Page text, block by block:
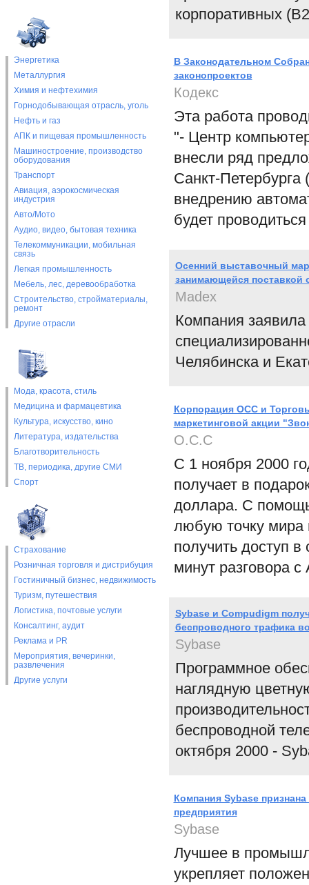
Энергетика
Металлургия
Химия и нефтехимия
Горнодобывающая отрасль, уголь
Нефть и газ
АПК и пищевая промышленность
Машиностроение, производство
оборудования
Транспорт
Авиация, аэрокосмическая
индустрия
Авто/Мото
Аудио, видео, бытовая техника
Телекоммуникации, мобильная
связь
Легкая промышленность
Мебель, лес, деревообработка
Строительство, стройматериалы,
ремонт
Другие отрасли
Мода, красота, стиль
Медицина и фармацевтика
Культура, искусство, кино
Литература, издательства
Благотворительность
ТВ, периодика, другие СМИ
Спорт
Страхование
Розничная торговля и дистрибуция
Гостиничный бизнес, недвижимость
Туризм, путешествия
Логистика, почтовые услуги
Консалтинг, аудит
Реклама и PR
Мероприятия, вечеринки,
развлечения
Другие услуги
корпоративных
В Законодательном
законопроектов
Кодекс
Эта работа
"- Центр
внесли ряд
Санкт-Петербурга
внедрению
будет
Осенний выставочный
занимающейся
Madex
Компания
Челябинска и
Корпорация ОСС и
маркетинговой акции
О.С.С
С 1 ноября 2000
получает в
доллара. С
любую точку
получить доступ
минут разговора
Sybase и Compudigm
беспроводного трафика
Sybase
Программное
наглядную
беспроводной
октября 2000 -
Компания Sybase
предприятия
Sybase
Лучшее в
укрепляет